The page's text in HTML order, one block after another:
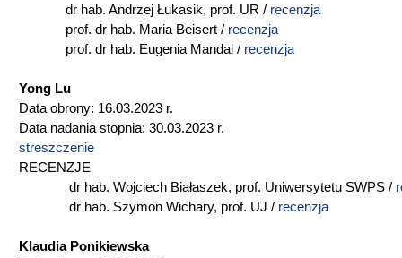
dr hab. Andrzej Łukasik, prof. UR / recenzja
prof. dr hab. Maria Beisert / recenzja
prof. dr hab. Eugenia Mandal / recenzja
Yong Lu
Data obrony: 16.03.2023 r.
Data nadania stopnia: 30.03.2023 r.
streszczenie
RECENZJE
dr hab. Wojciech Białaszek, prof. Uniwersytetu SWPS /
dr hab. Szymon Wichary, prof. UJ / recenzja
Klaudia Ponikiewska